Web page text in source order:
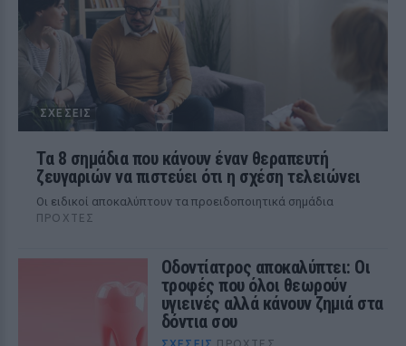
ΣΧΈΣΕΙΣ
Τα 8 σημάδια που κάνουν έναν θεραπευτή
ζευγαριών να πιστεύει ότι η σχέση τελειώνει
Οι ειδικοί αποκαλύπτουν τα προειδοποιητικά σημάδια
ΠΡΟΧΤΈΣ
Οδοντίατρος αποκαλύπτει: Οι
τροφές που όλοι θεωρούν
υγιεινές αλλά κάνουν ζημιά στα
δόντια σου